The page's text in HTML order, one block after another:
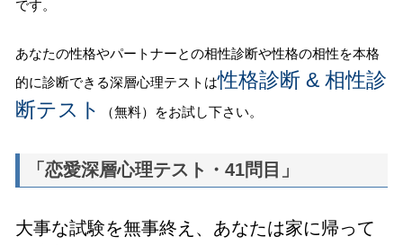
です。
あなたの性格やパートナーとの相性診断や性格の相性を本格
的に診断できる深層心理テストは性格診断 & 相性診
断テスト
（無料）をお試し下さい。
「恋愛深層心理テスト・41問目」
大事な試験を無事終え、あなたは家に帰って